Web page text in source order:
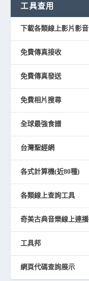
工具查用
下載各類線上影片影音
免費傳真接收
免費傳真發送
免費相片搜尋
全球最強食譜
台灣聖經網
各式計算機(近80種)
各類線上查詢工具
奇美古典音樂線上連播
工具邦
網頁代碼查詢展示